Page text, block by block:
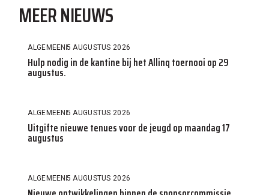
MEER NIEUWS
ALGEMEEN5 AUGUSTUS 2026
Hulp nodig in de kantine bij het Allinq toernooi op 29
augustus.
ALGEMEEN5 AUGUSTUS 2026
Uitgifte nieuwe tenues voor de jeugd op maandag 17
augustus
ALGEMEEN5 AUGUSTUS 2026